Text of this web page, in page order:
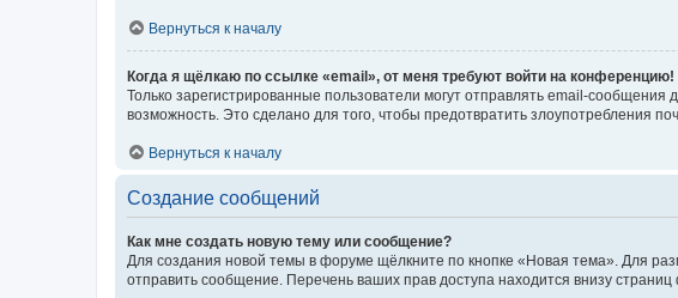
Вернуться к началу
Когда я щёлкаю по ссылке «email», от меня требуют войти на конференцию!
Только зарегистрированные пользователи могут отправлять email-
возможность. Это сделано для того, чтобы предотвратить злоупотребления
Вернуться к началу
Создание сообщений
Как мне создать новую тему или сообщение?
Для создания новой темы в форуме щёлкните по кнопке «Новая тема». Для
отправить сообщение. Перечень ваших прав доступа находится внизу